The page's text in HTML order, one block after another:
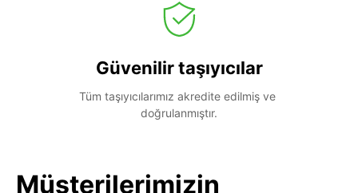
Güvenilir taşıyıcılar
Tüm taşıyıcılarımız akredite edilmiş ve
doğrulanmıştır.
Müşterilerimizin